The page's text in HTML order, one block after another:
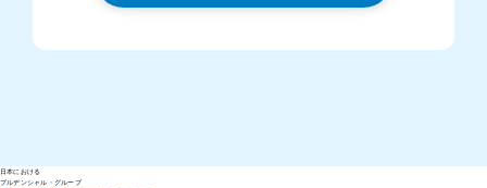
日本における
プルデンシャル・ グループ